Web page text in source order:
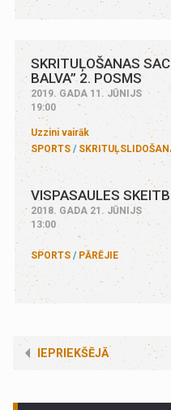
SKRITUĻOŠANAS
BALVA” 2. POSMS
2019. GADA 11. JŪNIJS
19:00
Uzzini vairāk
SPORTS
VISPASAULES
2018. GADA 21. JŪNIJS
13:00
SPORTS PĀRĒJIE
IEPRIEKŠĒJĀ